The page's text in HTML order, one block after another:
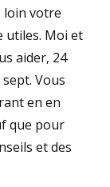
loin votre
utiles. Moi et
aider, 24
Vous
en en
que pour
et des